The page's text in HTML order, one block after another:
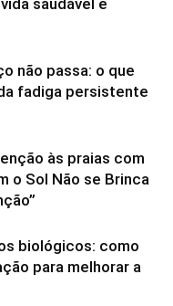
saudável e
não passa: o que
fadiga persistente
às praias com
o Sol Não se Brinca
biológicos: como
para melhorar a